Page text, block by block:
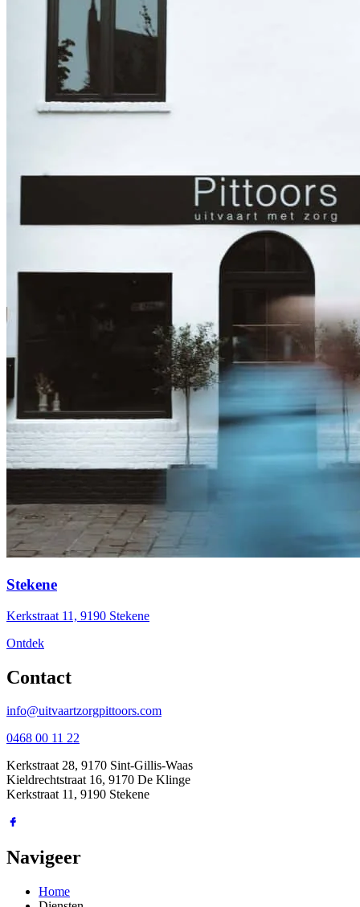
Stekene
Kerkstraat 11, 9190 Stekene
Ontdek
Contact
info@uitvaartzorgpittoors.com
0468 00 11 22
Kerkstraat 28, 9170 Sint-Gillis-Waas
Kieldrechtstraat 16, 9170 De Klinge
Kerkstraat 11, 9190 Stekene
Navigeer
Home